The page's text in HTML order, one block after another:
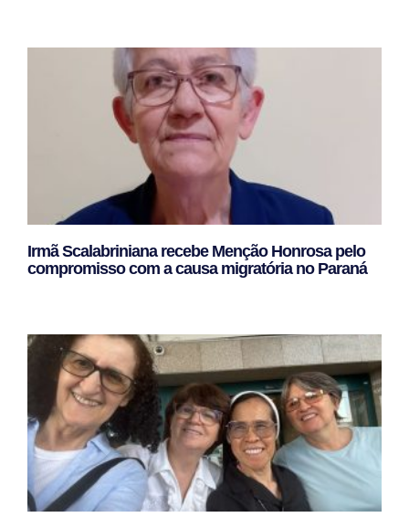
Irmã Scalabriniana recebe Menção Honrosa pelo
compromisso com a causa migratória no Paraná